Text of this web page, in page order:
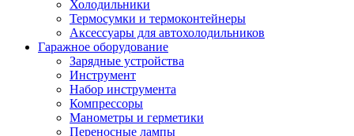
Холодильники
Термосумки и термоконтейнеры
Аксессуары для автохолодильников
Гаражное оборудование
Зарядные устройства
Инструмент
Набор инструмента
Компрессоры
Манометры и герметики
Переносные лампы